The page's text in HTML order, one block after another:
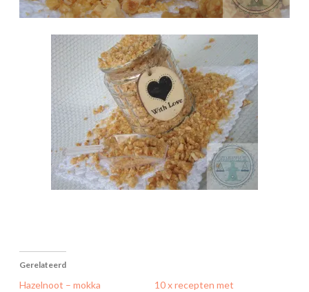
Gerelateerd
Hazelnoot – mokka
10 x recepten met